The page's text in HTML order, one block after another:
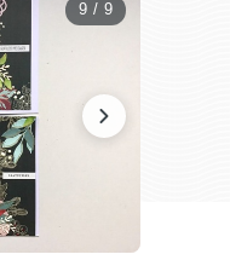
9 / 9